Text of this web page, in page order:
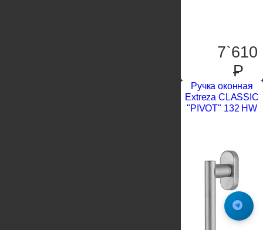
7`610
P
Ручка оконная
Extreza CLASSIC
"PIVOT" 132 HW